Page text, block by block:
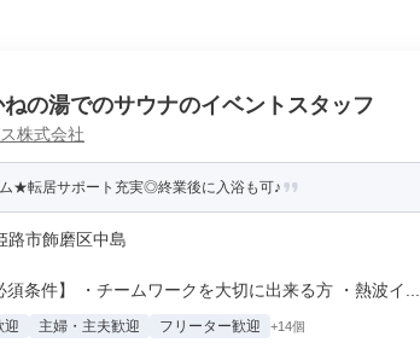
の湯でのサウナのイベントスタッフ
株式会社
★転居サポート充実◎終業後に入浴も可♪
路市飾磨区中島
条件】 ・チームワークを大切に出来る方 ・熱波イ...
迎 主婦・主夫歓迎 フリーター歓迎 +14個